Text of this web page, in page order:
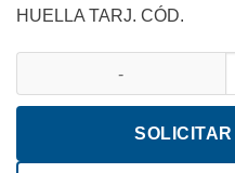
HUELLA TARJ. CÓD.